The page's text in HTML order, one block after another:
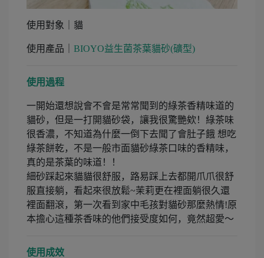
使用對象｜貓
使用產品｜ BIOYO益生菌茶葉貓砂(礦型)
使用過程
一開始還想說會不會是常常聞到的綠茶香精味道的
貓砂，但是一打開貓砂袋，讓我很驚艷欸！綠茶味
很香濃，不知道為什麼一倒下去聞了會肚子餓 想吃
綠茶餅乾，不是一般市面貓砂綠茶口味的香精味，
真的是茶葉的味道！！
細砂踩起來貓貓很舒服，路易踩上去都開爪爪很舒
服直接躺，看起來很放鬆~茉莉更在裡面躺很久還
裡面翻滾，第一次看到家中毛孩對貓砂那麼熱情!原
本擔心這種茶香味的他們接受度如何，竟然超愛～
使用成效